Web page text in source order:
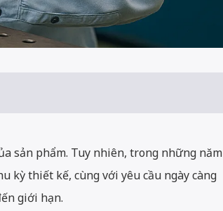
sản phẩm. Tuy nhiên, trong những năm
kỳ thiết kế, cùng với yêu cầu ngày càng
giới hạn.